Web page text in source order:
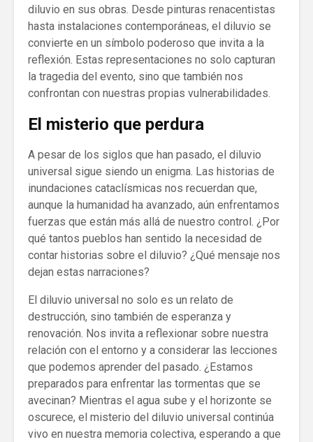
diluvio en sus obras. Desde pinturas renacentistas
hasta instalaciones contemporáneas, el diluvio se
convierte en un símbolo poderoso que invita a la
reflexión. Estas representaciones no solo capturan
la tragedia del evento, sino que también nos
confrontan con nuestras propias vulnerabilidades.
El misterio que perdura
A pesar de los siglos que han pasado, el diluvio
universal sigue siendo un enigma. Las historias de
inundaciones cataclísmicas nos recuerdan que,
aunque la humanidad ha avanzado, aún enfrentamos
fuerzas que están más allá de nuestro control. ¿Por
qué tantos pueblos han sentido la necesidad de
contar historias sobre el diluvio? ¿Qué mensaje nos
dejan estas narraciones?
El diluvio universal no solo es un relato de
destrucción, sino también de esperanza y
renovación. Nos invita a reflexionar sobre nuestra
relación con el entorno y a considerar las lecciones
que podemos aprender del pasado. ¿Estamos
preparados para enfrentar las tormentas que se
avecinan? Mientras el agua sube y el horizonte se
oscurece, el misterio del diluvio universal continúa
vivo en nuestra memoria colectiva, esperando a que